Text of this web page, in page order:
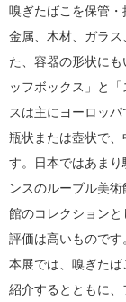
嗅ぎたばこを保管・
金属、木材、ガラ
た、容器の形状に
ッフボックス」と
スは主にヨーロッ
瓶状または壺状で
す。日本ではあま
ンスのルーブル美
館のコレクション
評価は高いものです
本展では、嗅ぎた
紹介するとともに